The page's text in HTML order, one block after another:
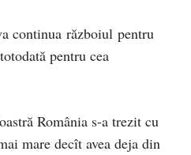
continua războiul pentru
pentru cea
România s-a trezit cu
mare decît avea deja din